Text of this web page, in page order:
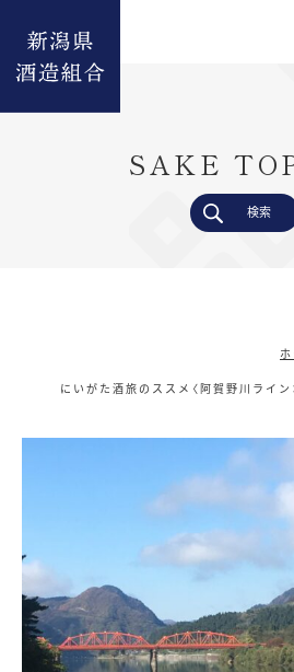
SAKE
検索
にいがた酒旅のススメ〈阿賀野川ライン